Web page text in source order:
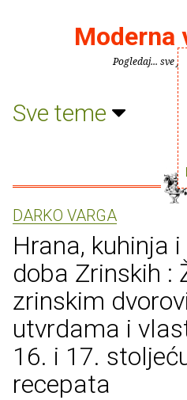
Moderna
Pogledaj... sve je
Sve teme
DARKO VARGA
Hrana, kuhinja
doba Zrinskih :
zrinskim
utvrdama i
16. i 17.
recepata